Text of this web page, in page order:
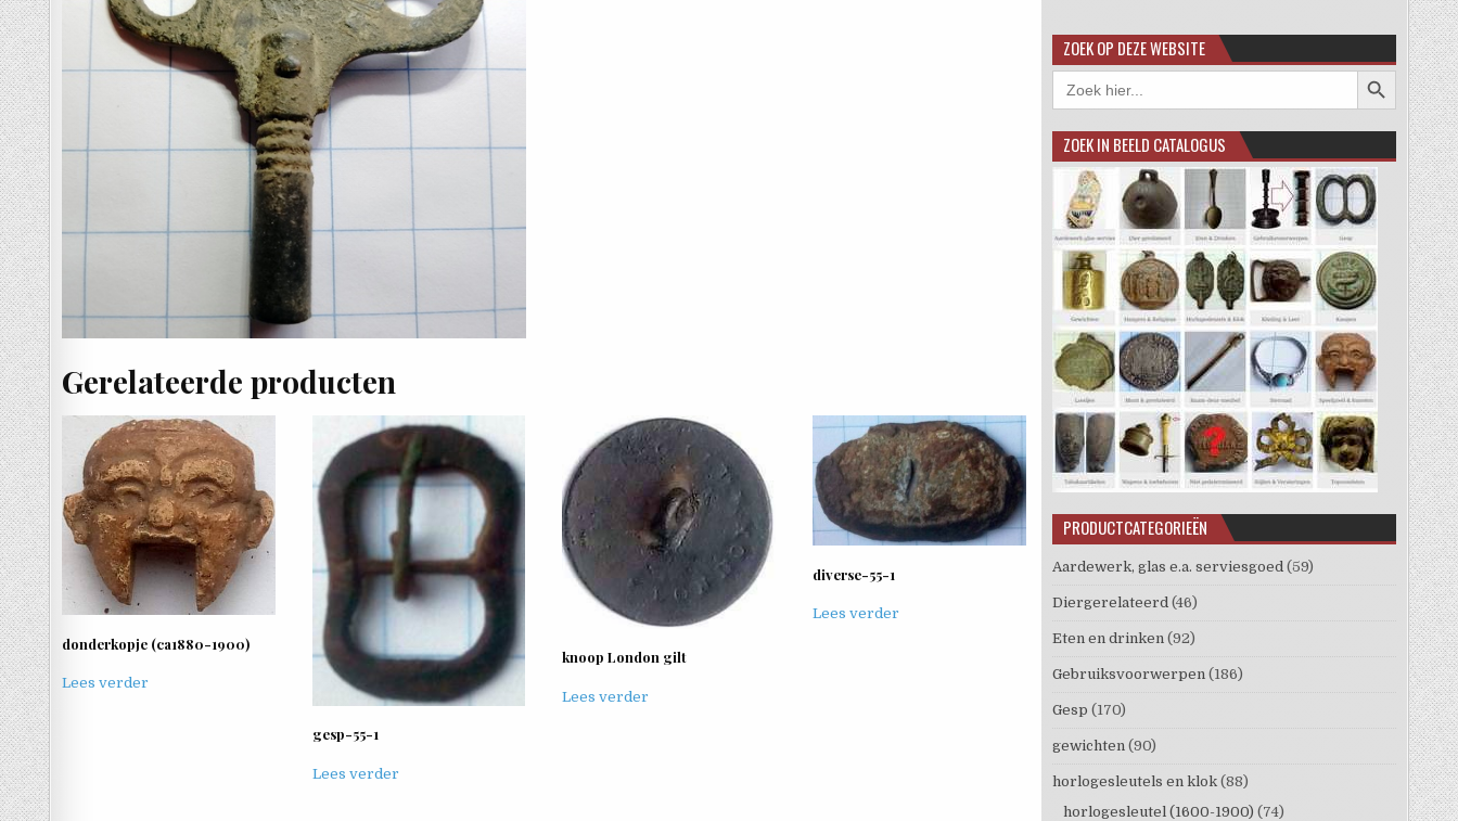
Gerelateerde producten
donderkopje (ca1880-1900)
Lees verder
gesp-55-1
Lees verder
knoop London gilt
Lees verder
diverse-55-1
Lees verder
ZOEK OP DEZE WEBSITE
Zoek
naar:
Zoekknop
ZOEK IN BEELD CATALOGUS
PRODUCTCATEGORIEËN
Aardewerk, glas e.a. serviesgoed (59)
Diergerelateerd (46)
Eten en drinken (92)
Gebruiksvoorwerpen (186)
Gesp (170)
gewichten (90)
horlogesleutels en klok (88)
horlogesleutel (1600-1900) (74)